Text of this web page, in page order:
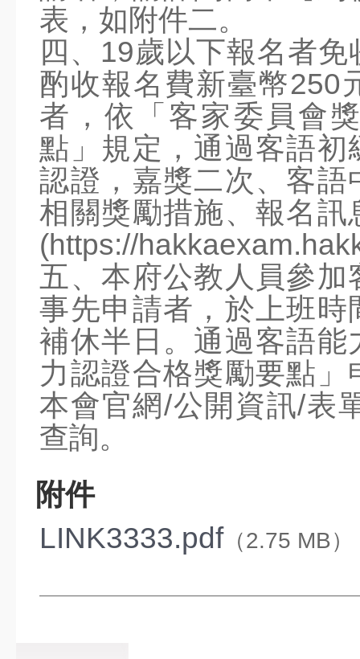
教育法規
學校章則
各式表單
教師專區
E化行政
學生專區
小一新生專區
學生家長專區
榮譽榜
學生好站推薦
喜閱網
教育部校園雲端
Mail
E-game島嶼學習樂
PAGAMO
PaGamO【武營大
慈濟Pagamo
因材網
高雄探究網－自然
表，如附件二。
四、19歲以下報名者
酌收報名費新臺幣250
者，依「客家委員會
點」規定，通過客語
認證，嘉獎二次、客
相關獎勵措施、報名
(https://
五、本府公教人員參
事先申請者，於上班
補休半日。通過客語
力認證合格獎勵要點
本會官網/公開資訊/表
查詢。
附件
LINK3333.pdf（2.75 MB）